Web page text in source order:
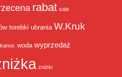
rabat sale
torebki ubrania W.Kruk
woda wyprzedaż
zniżki